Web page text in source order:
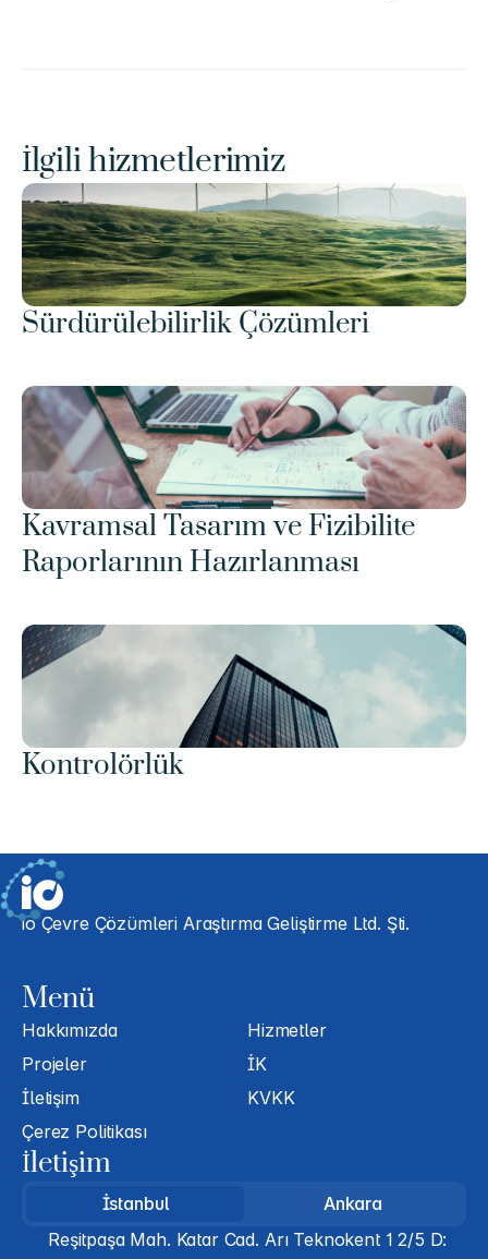
İlgili hizmetlerimiz
Sürdürülebilirlik Çözümleri
Kavramsal Tasarım ve Fizibilite
Raporlarının Hazırlanması
Kontrolörlük
io Çevre Çözümleri Araştırma Geliştirme Ltd. Şti.
Menü
Hakkımızda
Hizmetler
Projeler
İK
İletişim
KVKK
Çerez Politikası
İletişim
İstanbul
Ankara
Reşitpaşa Mah. Katar Cad. Arı Teknokent 1 2/5 D: